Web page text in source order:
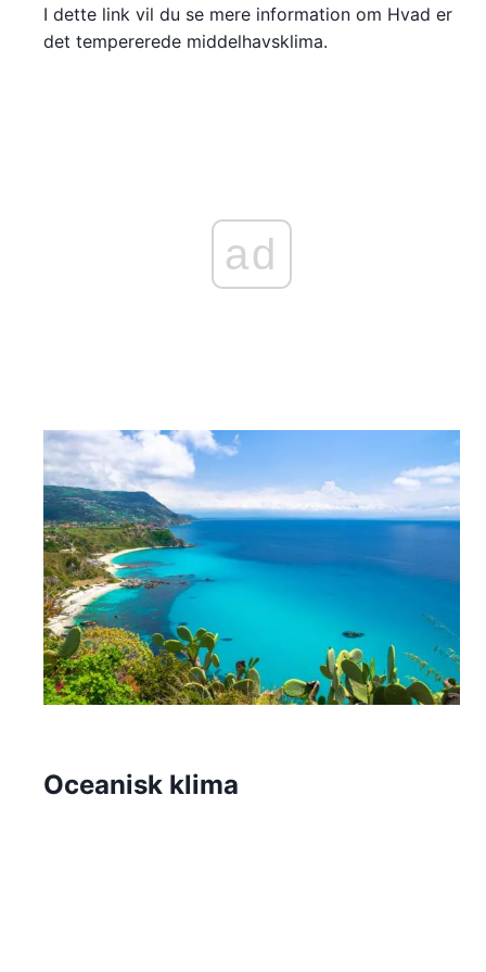
I dette link vil du se mere information om Hvad er
det tempererede middelhavsklima.
ad
Oceanisk klima